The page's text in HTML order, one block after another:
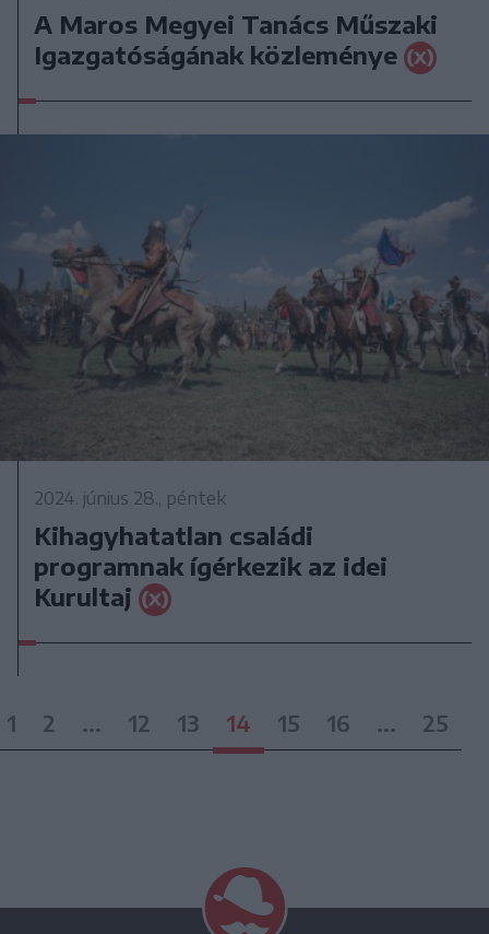
A Maros Megyei Tanács Műszaki
Igazgatóságának közleménye
2024. június 28., péntek
Kihagyhatatlan családi
programnak ígérkezik az idei
Kurultaj
1 2 ... 12 13 14 15 16 ... 25